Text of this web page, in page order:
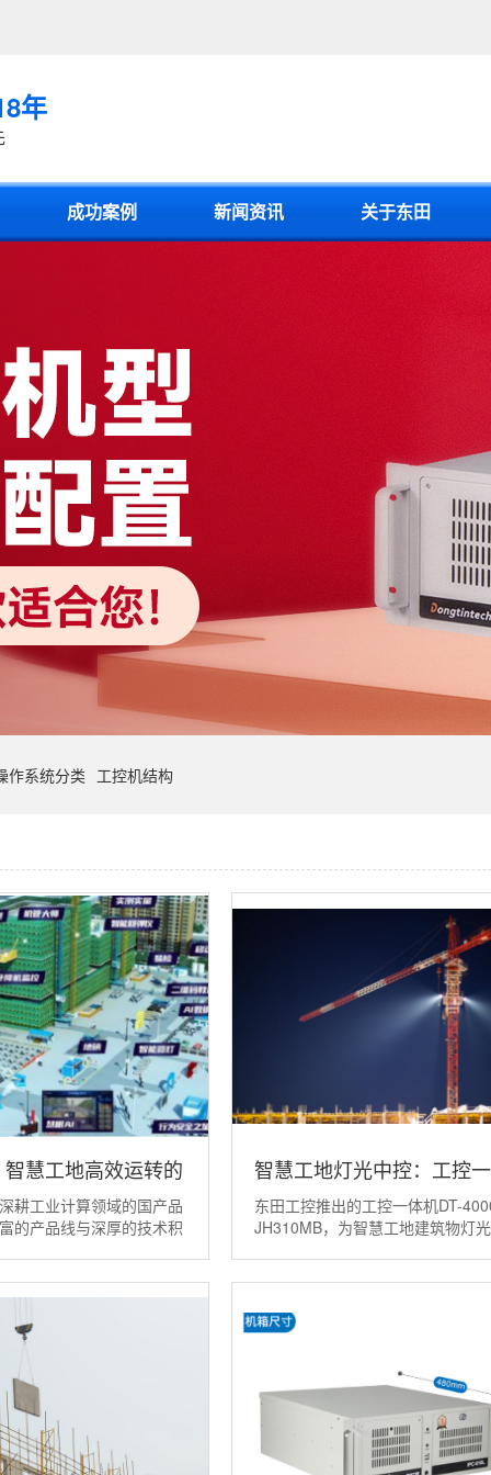
年
成功案例 新闻资讯 关于东田
作系统分类 工控机结构
慧工地高效运转的
耕工业计算领域的国产品
的产品线与深厚的技术积
智慧工地灯光中控：工控
东田工控推出的工控一体机DT-
JH310MB，为智慧工地建筑物灯